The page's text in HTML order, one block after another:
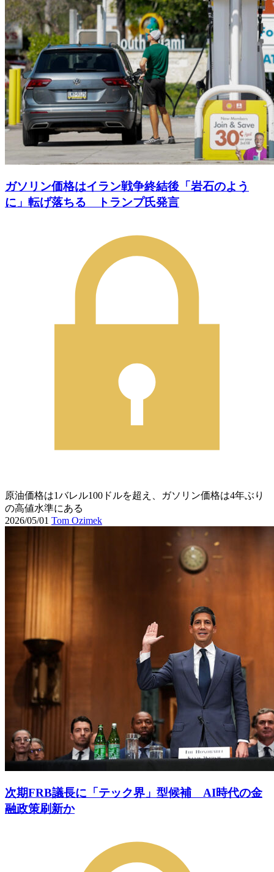
ガソリン価格はイラン戦争終結後「岩石のよう
に」転げ落ちる トランプ氏発言
原油価格は1バレル100ドルを超え、ガソリン価格は4年ぶり
の高値水準にある
2026/05/01 Tom Ozimek
次期FRB議長に「テック界」型候補 AI時代の金
融政策刷新か